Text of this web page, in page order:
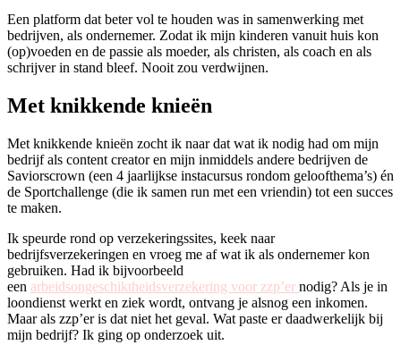
Een platform dat beter vol te houden was in samenwerking met
bedrijven, als ondernemer. Zodat ik mijn kinderen vanuit huis kon
(op)voeden en de passie als moeder, als christen, als coach en als
schrijver in stand bleef. Nooit zou verdwijnen.
Met knikkende knieën
Met knikkende knieën zocht ik naar dat wat ik nodig had om mijn
bedrijf als content creator en mijn inmiddels andere bedrijven de
Saviorscrown (een 4 jaarlijkse instacursus rondom geloofthema’s) én
de Sportchallenge (die ik samen run met een vriendin) tot een succes
te maken.
Ik speurde rond op verzekeringssites, keek naar
bedrijfsverzekeringen en vroeg me af wat ik als ondernemer kon
gebruiken. Had ik bijvoorbeeld
een arbeidsongeschiktheidsverzekering voor zzp’er nodig? Als je in
loondienst werkt en ziek wordt, ontvang je alsnog een inkomen.
Maar als zzp’er is dat niet het geval. Wat paste er daadwerkelijk bij
mijn bedrijf? Ik ging op onderzoek uit.